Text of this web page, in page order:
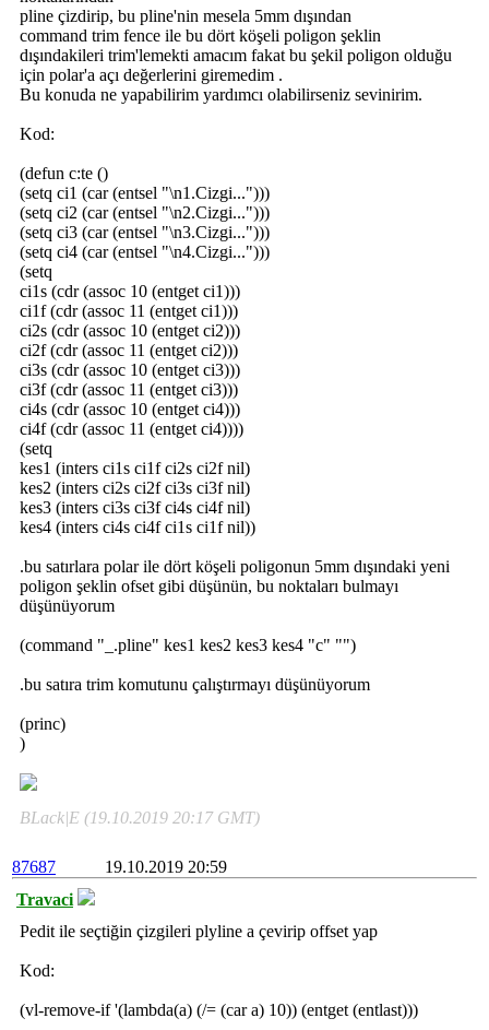
pline çizdirip, bu pline'nin mesela 5mm dışından
command trim fence ile bu dört köşeli poligon şeklin
dışındakileri trim'lemekti amacım fakat bu şekil poligon olduğu
için polar'a açı değerlerini giremedim .
Bu konuda ne yapabilirim yardımcı olabilirseniz sevinirim.
Kod:
(defun c:te ()
(setq ci1 (car (entsel "\n1.Cizgi...")))
(setq ci2 (car (entsel "\n2.Cizgi...")))
(setq ci3 (car (entsel "\n3.Cizgi...")))
(setq ci4 (car (entsel "\n4.Cizgi...")))
(setq
ci1s (cdr (assoc 10 (entget ci1)))
ci1f (cdr (assoc 11 (entget ci1)))
ci2s (cdr (assoc 10 (entget ci2)))
ci2f (cdr (assoc 11 (entget ci2)))
ci3s (cdr (assoc 10 (entget ci3)))
ci3f (cdr (assoc 11 (entget ci3)))
ci4s (cdr (assoc 10 (entget ci4)))
ci4f (cdr (assoc 11 (entget ci4))))
(setq
kes1 (inters ci1s ci1f ci2s ci2f nil)
kes2 (inters ci2s ci2f ci3s ci3f nil)
kes3 (inters ci3s ci3f ci4s ci4f nil)
kes4 (inters ci4s ci4f ci1s ci1f nil))
.bu satırlara polar ile dört köşeli poligonun 5mm dışındaki yeni
poligon şeklin ofset gibi düşünün, bu noktaları bulmayı
düşünüyorum
(command "_.pline" kes1 kes2 kes3 kes4 "c" "")
.bu satıra trim komutunu çalıştırmayı düşünüyorum
(princ)
)
BLack|E (19.10.2019 20:17 GMT)
87687
19.10.2019 20:59
Travaci
Pedit ile seçtiğin çizgileri plyline a çevirip offset yap
Kod:
(vl-remove-if '(lambda(a) (/= (car a) 10)) (entget (entlast)))